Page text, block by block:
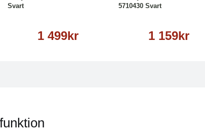
Svart
1 499kr
5710430 Svart
1 159kr